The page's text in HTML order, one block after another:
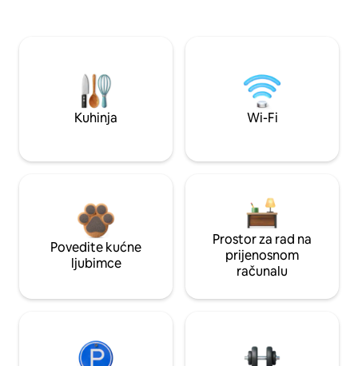
Kuhinja Wi-Fi
Povedite kućne
ljubimce
Prostor za rad na
prijenosnom
računalu